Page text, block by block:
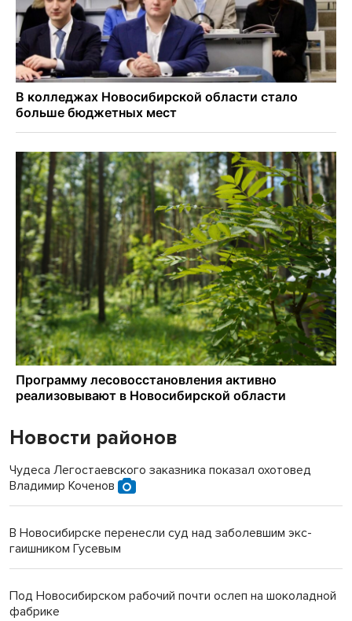
Новости районов
Чудеса Легостаевского заказника показал охотовед
Владимир Коченов
В Новосибирске перенесли суд над заболевшим экс-
гаишником Гусевым
Под Новосибирском рабочий почти ослеп на шоколадной
фабрике